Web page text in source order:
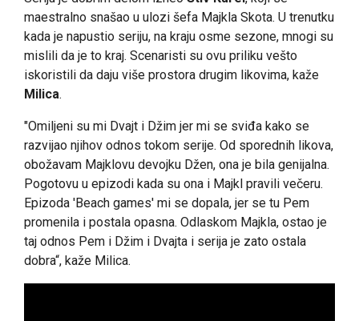
maestralno snašao u ulozi šefa Majkla Skota. U trenutku
kada je napustio seriju, na kraju osme sezone, mnogi su
mislili da je to kraj. Scenaristi su ovu priliku vešto
iskoristili da daju više prostora drugim likovima, kaže
Milica.
"Omiljeni su mi Dvajt i Džim jer mi se sviđa kako se
razvijao njihov odnos tokom serije. Od sporednih likova,
obožavam Majklovu devojku Džen, ona je bila genijalna.
Pogotovu u epizodi kada su ona i Majkl pravili večeru.
Epizoda 'Beach games' mi se dopala, jer se tu Pem
promenila i postala opasna. Odlaskom Majkla, ostao je
taj odnos Pem i Džim i Dvajta i serija je zato ostala
dobra“, kaže Milica.